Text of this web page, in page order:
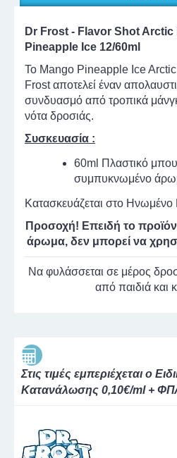
Dr Frost - Flavor Shot
Pineapple Ice 12/60ml
Το Mango Pineapple Ice
Frost αποτελεί έναν
συνδυασμό από τροπικά
νότα δροσιάς.
Συσκευασία :
60ml Πλαστικό
συμπυκνωμένο
Κατασκευάζεται στο Ηνωμένο
Προσοχή! Επειδή το
άρωμα, δεν μπορεί να
Να φυλάσσεται σε μέρος
από παιδιά και
Στις τιμές εμπεριέχεται ο
Κατανάλωσης 0,10€/ml +